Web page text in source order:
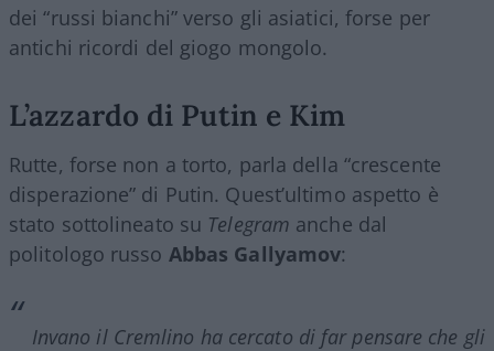
dei “russi bianchi” verso gli asiatici, forse per
antichi ricordi del giogo mongolo.
L’azzardo di Putin e Kim
Rutte, forse non a torto, parla della “crescente
disperazione” di Putin. Quest’ultimo aspetto è
stato sottolineato su Telegram anche dal
politologo russo Abbas Gallyamov:
Invano il Cremlino ha cercato di far pensare che gli